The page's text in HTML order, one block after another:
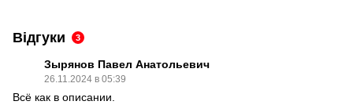
Відгуки 3
Зырянов Павел Анатольевич
26.11.2024 в 05:39
Всё как в описании.